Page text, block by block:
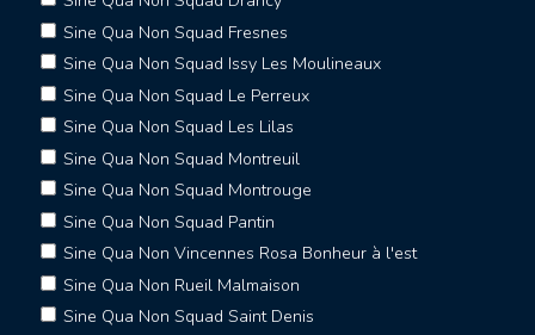
Sine Qua Non Squad Fresnes
Sine Qua Non Squad Issy Les Moulineaux
Sine Qua Non Squad Le Perreux
Sine Qua Non Squad Les Lilas
Sine Qua Non Squad Montreuil
Sine Qua Non Squad Montrouge
Sine Qua Non Squad Pantin
Sine Qua Non Vincennes Rosa Bonheur à l'est
Sine Qua Non Rueil Malmaison
Sine Qua Non Squad Saint Denis